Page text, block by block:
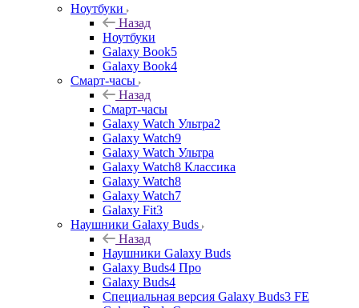
Ноутбуки
Назад
Ноутбуки
Galaxy Book5
Galaxy Book4
Смарт-часы
Назад
Смарт-часы
Galaxy Watch Ультра2
Galaxy Watch9
Galaxy Watch Ультра
Galaxy Watch8 Классика
Galaxy Watch8
Galaxy Watch7
Galaxy Fit3
Наушники Galaxy Buds
Назад
Наушники Galaxy Buds
Galaxy Buds4 Про
Galaxy Buds4
Специальная версия Galaxy Buds3 FE